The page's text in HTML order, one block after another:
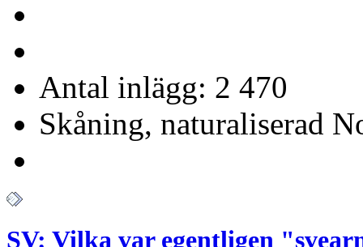
Antal inlägg: 2 470
Skåning, naturaliserad
SV: Vilka var egentligen